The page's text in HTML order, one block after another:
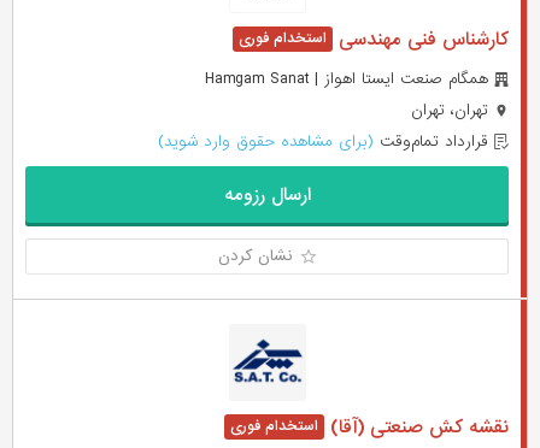
کارشناس فنی مهندسی
همگام صنعت ایستا اهواز | Hamgam Sanat
تهران، تهران
قرارداد تمام‌وقت (برای مشاهده حقوق وارد شوید)
ارسال رزومه
نشان کردن
نقشه کش صنعتی (آقا)